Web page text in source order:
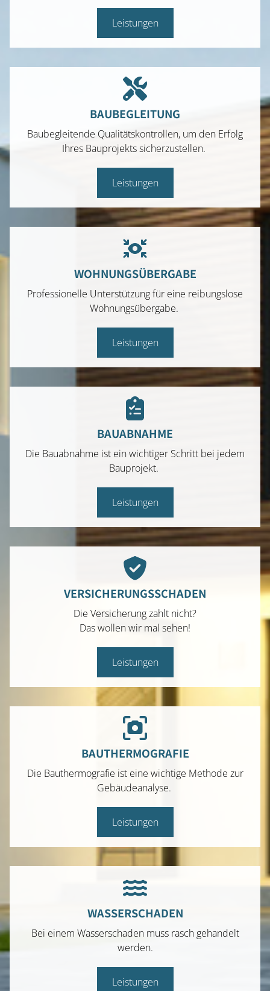
Leistungen
BAUBEGLEITUNG
Baubegleitende Qualitätskontrollen, um den Erfolg
Ihres Bauprojekts sicherzustellen.
Leistungen
WOHNUNGSÜBERGABE
Professionelle Unterstützung für eine reibungslose
Wohnungsübergabe.
Leistungen
BAUABNAHME
Die Bauabnahme ist ein wichtiger Schritt bei jedem
Bauprojekt.
Leistungen
VERSICHERUNGSSCHADEN
Die Versicherung zahlt nicht?
Das wollen wir mal sehen!
Leistungen
BAUTHERMOGRAFIE
Die Bauthermografie ist eine wichtige Methode zur
Gebäudeanalyse.
Leistungen
WASSERSCHADEN
Bei einem Wasserschaden muss rasch gehandelt
werden.
Leistungen